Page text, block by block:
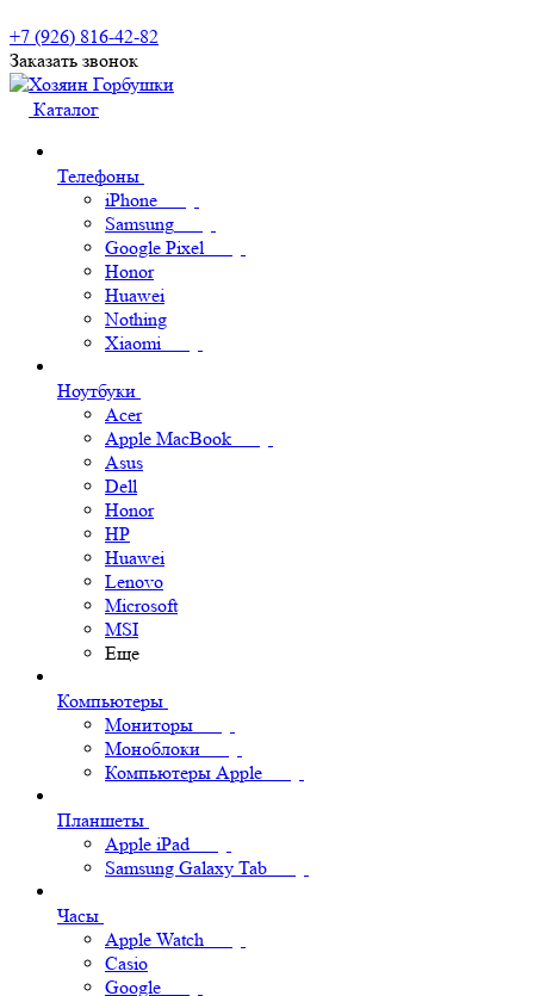
+7 (926) 816-42-82
Заказать звонок
Каталог
Телефоны
iPhone
Samsung
Google Pixel
Honor
Huawei
Nothing
Xiaomi
Ноутбуки
Acer
Apple MacBook
Asus
Dell
Honor
HP
Huawei
Lenovo
Microsoft
MSI
Еще
Компьютеры
Мониторы
Моноблоки
Компьютеры Apple
Планшеты
Apple iPad
Samsung Galaxy Tab
Часы
Apple Watch
Casio
Google